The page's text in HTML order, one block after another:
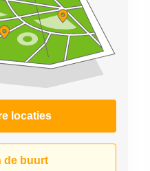
locaties
de buurt